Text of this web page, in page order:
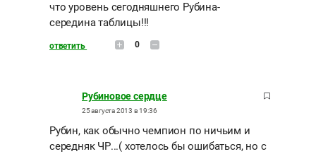
что уровень сегодняшнего Рубина-
середина таблицы!!!
ответить 0
Рубиновое сердце
25 августа 2013 в 19:36
Рубин, как обычно чемпион по ничьим и
середняк ЧР...( хотелось бы ошибаться, но с